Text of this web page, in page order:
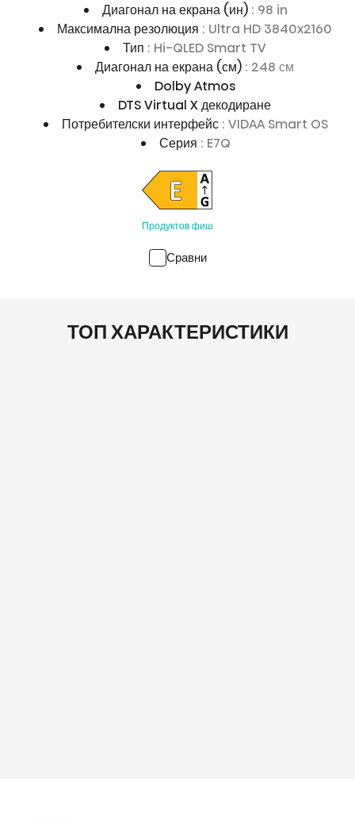
Диагонал на екрана (ин) : 98 in
Максимална резолюция : Ultra HD 3840x2160
Тип : Hi-QLED Smart TV
Диагонал на екрана (см) : 248 см
Dolby Atmos
DTS Virtual X декодиране
Потребителски интерфейс : VIDAA Smart OS
Серия : E7Q
Продуктов фиш
Сравни
ТОП ХАРАКТЕРИСТИКИ